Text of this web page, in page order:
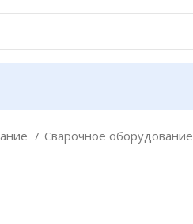
Сварочное оборудование